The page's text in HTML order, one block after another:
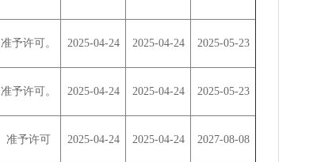
准予许可。 2025-04-24 2025-04-24 2025-05-23
准予许可。 2025-04-24 2025-04-24 2025-05-23
准予许可 2025-04-24 2025-04-24 2027-08-08